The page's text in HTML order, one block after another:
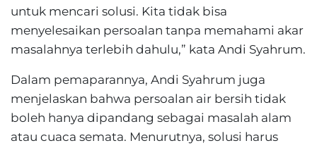
untuk mencari solusi. Kita tidak bisa
menyelesaikan persoalan tanpa memahami akar
masalahnya terlebih dahulu,” kata Andi Syahrum.
Dalam pemaparannya, Andi Syahrum juga
menjelaskan bahwa persoalan air bersih tidak
boleh hanya dipandang sebagai masalah alam
atau cuaca semata. Menurutnya, solusi harus